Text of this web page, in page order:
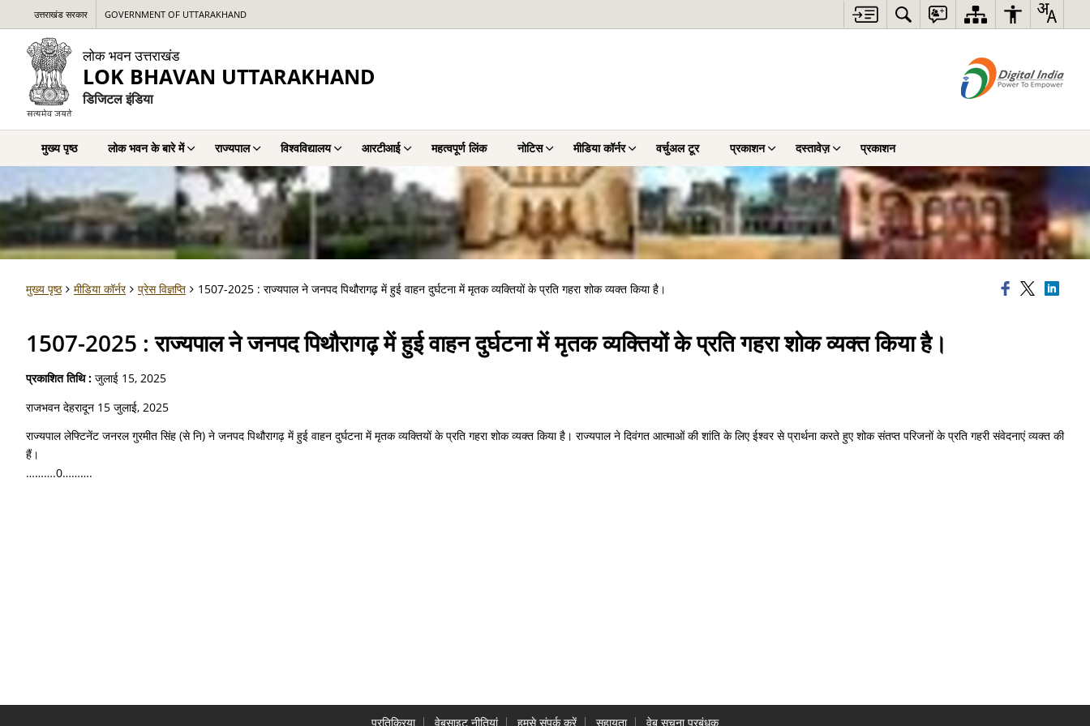
उत्तराखंड सरकार GOVERNMENT OF UTTARAKHAND
लोक भवन उत्तराखंड
LOK BHAVAN UTTARAKHAND
डिजिटल इंडिया
मुख्य पृष्ठ लोक भवन के बारे में राज्यपाल विश्वविद्यालय आरटीआई महत्वपूर्ण लिंक नोटिस मीडिया कॉर्नर वर्चुअल टूर प्रकाशन दस्तावेज़ प्रकाशन
मुख्य पृष्ठ मीडिया कॉर्नर प्रेस विज्ञप्ति 1507-2025 : राज्यपाल ने जनपद पिथौरागढ़ में हुई वाहन दुर्घटना में मृतक व्यक्तियों के प्रति गहरा शोक व्यक्त किया है।
1507-2025 : राज्यपाल ने जनपद पिथौरागढ़ में हुई वाहन दुर्घटना में मृतक व्यक्तियों के प्रति गहरा शोक व्यक्त किया है।
प्रकाशित तिथि : जुलाई 15, 2025
राजभवन देहरादून 15 जुलाई, 2025
राज्यपाल लेफ्टिनेंट जनरल गुरमीत सिंह (से नि) ने जनपद पिथौरागढ़ में हुई वाहन दुर्घटना में मृतक व्यक्तियों के प्रति गहरा शोक व्यक्त किया है। राज्यपाल ने दिवंगत आत्माओं की शांति के लिए ईश्वर से प्रार्थना करते हुए शोक संतप्त परिजनों के प्रति गहरी संवेदनाएं व्यक्त की
हैं।
……….0……….
प्रतिक्रिया वेबसाइट नीतियां हमसे संपर्क करें सहायता वेब सूचना प्रबंधक